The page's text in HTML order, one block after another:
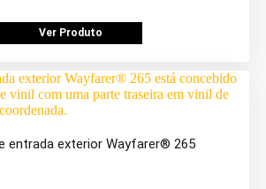
Ver Produto
entrada exterior Wayfarer® 265